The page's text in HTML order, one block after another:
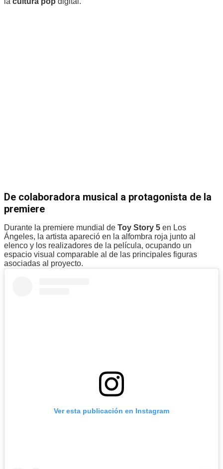
De colaboradora musical a protagonista de la
premiere
Durante la premiere mundial de Toy Story 5 en Los
Ángeles, la artista apareció en la alfombra roja junto al
elenco y los realizadores de la película, ocupando un
espacio visual comparable al de las principales figuras
asociadas al proyecto.
Ver esta publicación en Instagram